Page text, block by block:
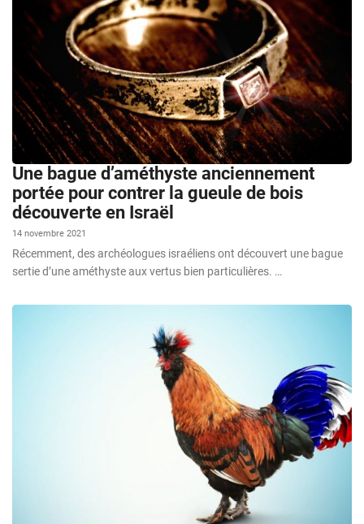
Une bague d’améthyste anciennement
portée pour contrer la gueule de bois
découverte en Israël
14 novembre 2021
Récemment, des archéologues israéliens ont découvert une bague
sertie d’une améthyste aux vertus bien particulières. …